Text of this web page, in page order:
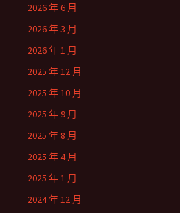
2026 年 6 月
2026 年 3 月
2026 年 1 月
2025 年 12 月
2025 年 10 月
2025 年 9 月
2025 年 8 月
2025 年 4 月
2025 年 1 月
2024 年 12 月